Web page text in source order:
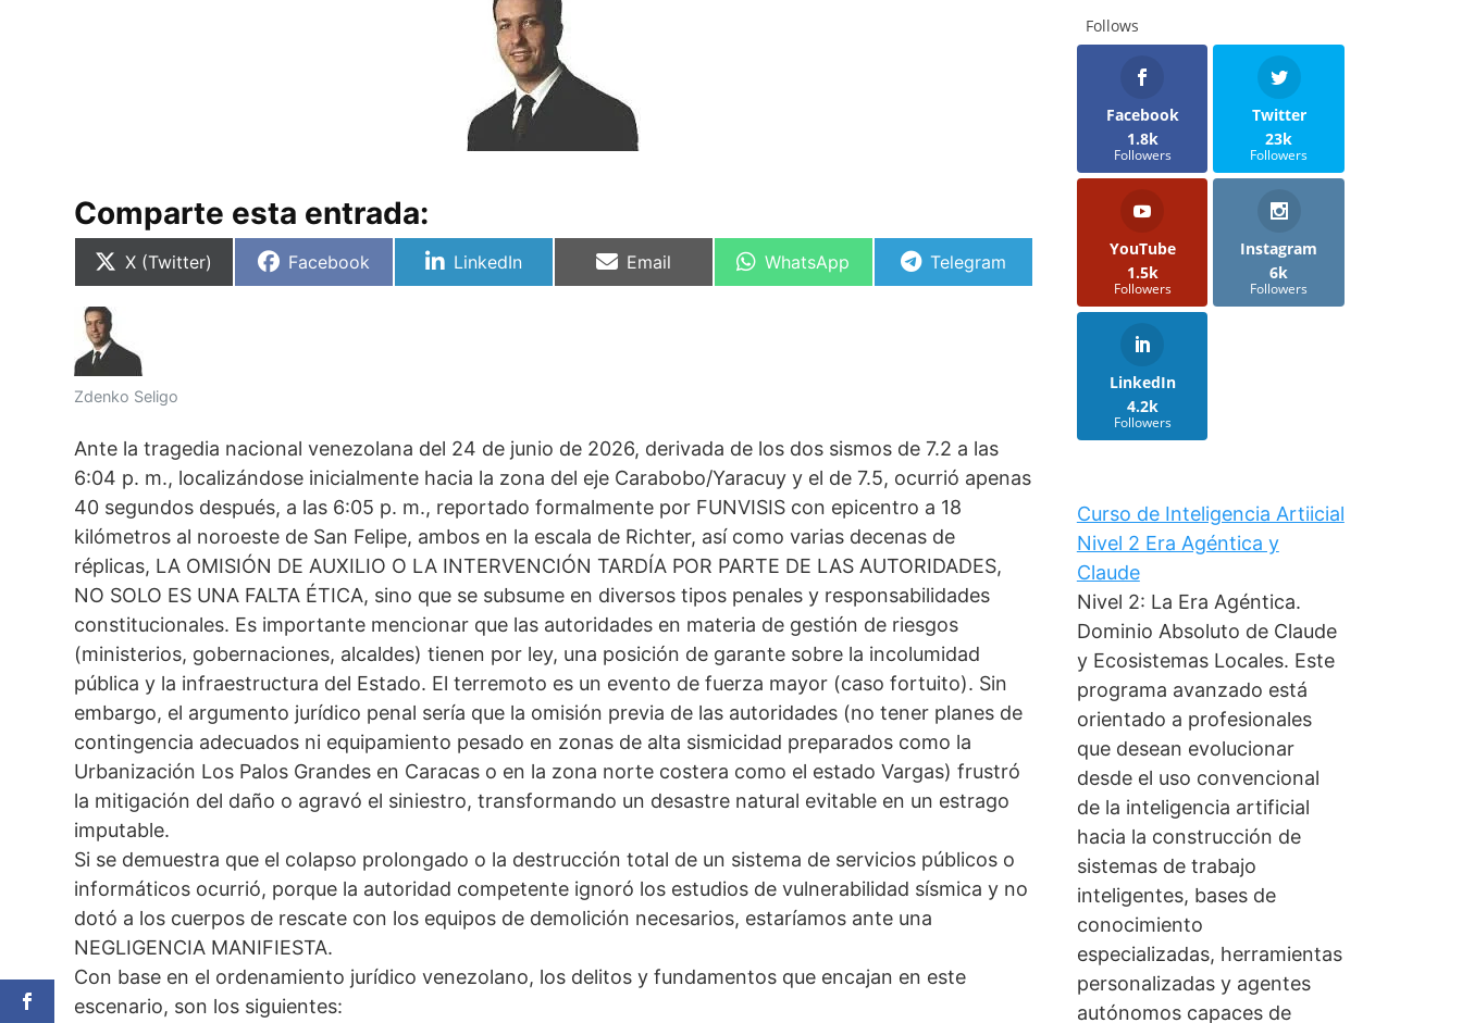
Comparte esta entrada:
Compartir
X (Twitter)
Compartir
Facebook
Compartir
LinkedIn
Compartir
Email
Compartir
WhatsApp
Compartir
Telegram
Zdenko Seligo
Ante la tragedia nacional venezolana del 24 de junio de 2026, derivada de los dos sismos de 7.2 a las
6:04 p. m., localizándose inicialmente hacia la zona del eje Carabobo/Yaracuy y el de 7.5, ocurrió apenas
40 segundos después, a las 6:05 p. m., reportado formalmente por FUNVISIS con epicentro a 18
kilómetros al noroeste de San Felipe, ambos en la escala de Richter, así como varias decenas de
réplicas, LA OMISIÓN DE AUXILIO O LA INTERVENCIÓN TARDÍA POR PARTE DE LAS AUTORIDADES,
NO SOLO ES UNA FALTA ÉTICA, sino que se subsume en diversos tipos penales y responsabilidades
constitucionales. Es importante mencionar que las autoridades en materia de gestión de riesgos
(ministerios, gobernaciones, alcaldes) tienen por ley, una posición de garante sobre la incolumidad
pública y la infraestructura del Estado. El terremoto es un evento de fuerza mayor (caso fortuito). Sin
embargo, el argumento jurídico penal sería que la omisión previa de las autoridades (no tener planes de
contingencia adecuados ni equipamiento pesado en zonas de alta sismicidad preparados como la
Urbanización Los Palos Grandes en Caracas o en la zona norte costera como el estado Vargas) frustró
la mitigación del daño o agravó el siniestro, transformando un desastre natural evitable en un estrago
imputable.
Si se demuestra que el colapso prolongado o la destrucción total de un sistema de servicios públicos o
informáticos ocurrió, porque la autoridad competente ignoró los estudios de vulnerabilidad sísmica y no
dotó a los cuerpos de rescate con los equipos de demolición necesarios, estaríamos ante una
NEGLIGENCIA MANIFIESTA.
Con base en el ordenamiento jurídico venezolano, los delitos y fundamentos que encajan en este
escenario, son los siguientes:
Follows
Facebook
1.8k
Followers
Twitter
23k
Followers
YouTube
1.5k
Followers
Instagram
6k
Followers
LinkedIn
4.2k
Followers
Curso de Inteligencia Artiicial
Nivel 2 Era Agéntica y
Claude
Nivel 2: La Era Agéntica.
Dominio Absoluto de Claude
y Ecosistemas Locales. Este
programa avanzado está
orientado a profesionales
que desean evolucionar
desde el uso convencional
de la inteligencia artificial
hacia la construcción de
sistemas de trabajo
inteligentes, bases de
conocimiento
especializadas, herramientas
personalizadas y agentes
autónomos capaces de